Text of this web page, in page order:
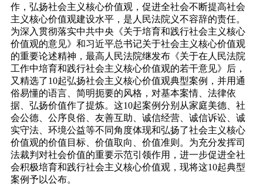
作，弘扬社会主义核心价值观，促进全社会不断提高社会
主义核心价值观建设水平，是人民法院义不容辞的责任。
为深入贯彻落实中共中央《关于培育和践行社会主义核心
价值观的意见》和习近平总书记关于社会主义核心价值观
的重要论述精神，最高人民法院继发布《关于在人民法院
工作中培育和践行社会主义核心价值观的若干意见》后，
又精选了10起弘扬社会主义核心价值观典型案例，并用通
俗易懂的语言、简明扼要的风格，对基本案情、法律依
据、弘扬价值作了提炼。这10起案例分别从家庭美德、社
会公德、公序良俗、友善互助、诚信经营、诚信诉讼、诚
实守法、环境公益等不同角度体现和弘扬了社会主义核心
价值观的价值目标、价值取向、价值准则。为充分发挥司
法裁判对社会价值的重要示范引领作用，进一步促进全社
会积极培育和践行社会主义核心价值观，现将这10起典型
案例予以公布。